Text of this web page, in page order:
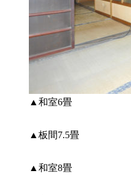
▲和室6畳
▲板間7.5畳
▲和室8畳